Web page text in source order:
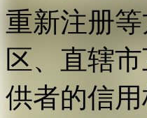
重新注册
区、直辖
供者的信